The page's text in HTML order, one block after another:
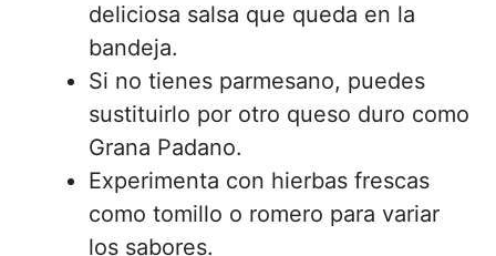
deliciosa salsa que queda en la
bandeja.
Si no tienes parmesano, puedes
sustituirlo por otro queso duro como
Grana Padano.
Experimenta con hierbas frescas
como tomillo o romero para variar
los sabores.